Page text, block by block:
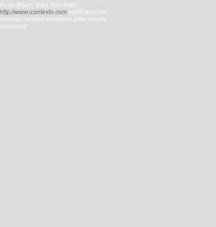
es de Bruno Maia, IconTexto -
http://www.icontexto.com publicado con
licencia creative commons para uso no
comercial.